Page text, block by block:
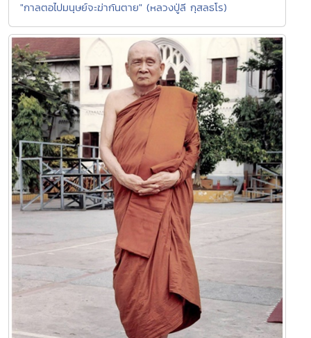
"กาลตอไปมนุษย์จะฆ่ากันตาย" (หลวงปู่ลี กุสลธโร)